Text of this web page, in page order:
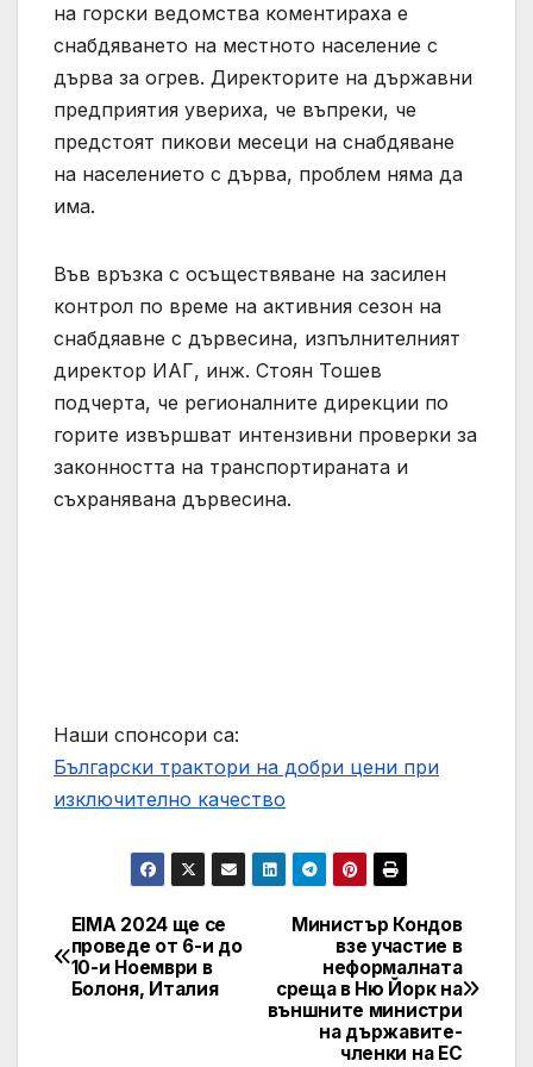
на горски ведомства коментираха е
снабдяването на местното население с
дърва за огрев. Директорите на държавни
предприятия увериха, че въпреки, че
предстоят пикови месеци на снабдяване
на населението с дърва, проблем няма да
има.
Във връзка с осъществяване на засилен
контрол по време на активния сезон на
снабдяавне с дървесина, изпълнителният
директор ИАГ, инж. Стоян Тошев
подчерта, че регионалните дирекции по
горите извършват интензивни проверки за
законността на транспортираната и
съхранявана дървесина.
Наши спонсори са:
Български трактори на добри цени при
изключително качество
Post
navigation
Министър Кондов
взе участие в
неформалната
среща в Ню Йорк на
външните министри
на държавите-
членки на ЕС
EIMA 2024 ще се
проведе от 6-и до
10-и Ноември в
Болоня, Италия